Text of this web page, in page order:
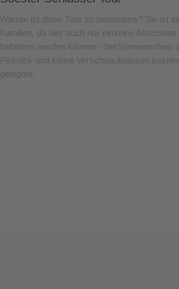
Warum ist diese Tour so besonders? Sie ist
Familien, da hier auch nur einzelne Abschnitte
befahren werden können - bei Sonnenschein
Picknick und kleine Verschnaufpausen
geeignet.